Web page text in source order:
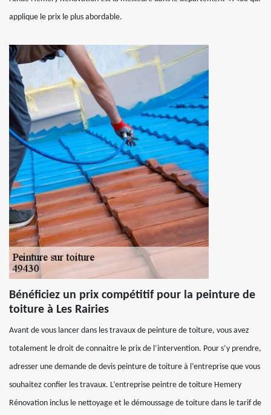
applique le prix le plus abordable.
Bénéficiez un prix compétitif pour la peinture de
toiture à Les Rairies
Avant de vous lancer dans les travaux de peinture de toiture, vous avez
totalement le droit de connaitre le prix de l’intervention. Pour s’y prendre,
adresser une demande de devis peinture de toiture à l’entreprise que vous
souhaitez confier les travaux. L’entreprise peintre de toiture Hemery
Rénovation inclus le nettoyage et le démoussage de toiture dans le tarif de